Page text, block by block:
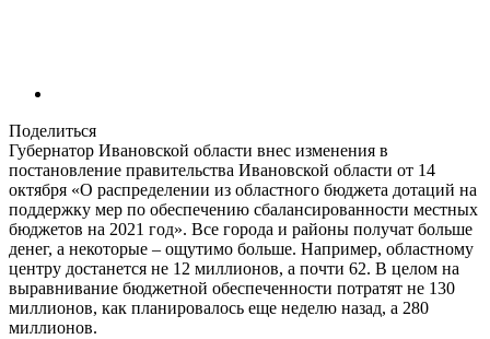
Поделиться
Губернатор Ивановской области внес изменения в
постановление правительства Ивановской области от 14
октября «О распределении из областного бюджета дотаций на
поддержку мер по обеспечению сбалансированности местных
бюджетов на 2021 год». Все города и районы получат больше
денег, а некоторые – ощутимо больше. Например, областному
центру достанется не 12 миллионов, а почти 62. В целом на
выравнивание бюджетной обеспеченности потратят не 130
миллионов, как планировалось еще неделю назад, а 280
миллионов.